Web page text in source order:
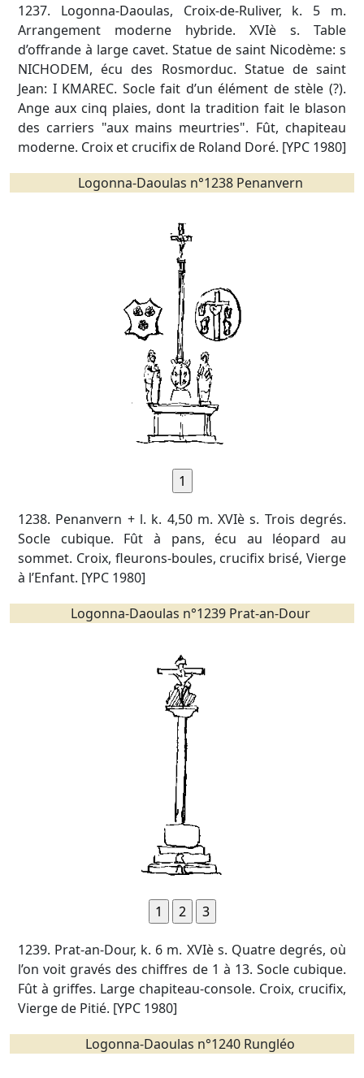
1237. Logonna-Daoulas, Croix-de-Ruliver, k. 5 m.
Arrangement moderne hybride. XVIè s. Table
d’offrande à large cavet. Statue de saint Nicodème: s
NICHODEM, écu des Rosmorduc. Statue de saint
Jean: I KMAREC. Socle fait d’un élément de stèle (?).
Ange aux cinq plaies, dont la tradition fait le blason
des carriers "aux mains meurtries". Fût, chapiteau
moderne. Croix et crucifix de Roland Doré. [YPC 1980]
Logonna-Daoulas n°1238 Penanvern
1238. Penanvern + l. k. 4,50 m. XVIè s. Trois degrés.
Socle cubique. Fût à pans, écu au léopard au
sommet. Croix, fleurons-boules, crucifix brisé, Vierge
à l’Enfant. [YPC 1980]
Logonna-Daoulas n°1239 Prat-an-Dour
1239. Prat-an-Dour, k. 6 m. XVIè s. Quatre degrés, où
l’on voit gravés des chiffres de 1 à 13. Socle cubique.
Fût à griffes. Large chapiteau-console. Croix, crucifix,
Vierge de Pitié. [YPC 1980]
Logonna-Daoulas n°1240 Rungléo